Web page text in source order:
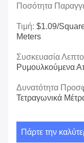
Ποσότητα
Τιμή: $1.09/
Meters
Συσκευασία
Ρυμουλκούμενα
Δυνατότητα
Τετραγωνικά
Πάρτε την